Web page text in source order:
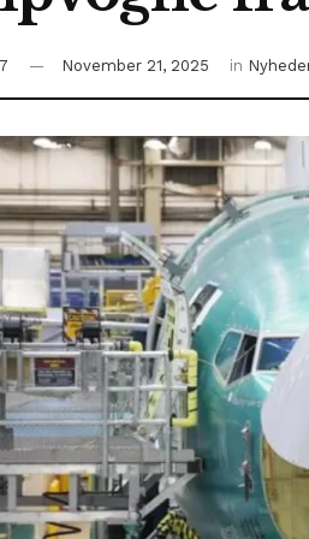
November 21, 2025 in